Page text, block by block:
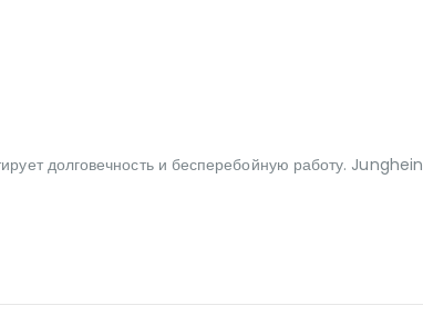
долговечность и бесперебойную работу.